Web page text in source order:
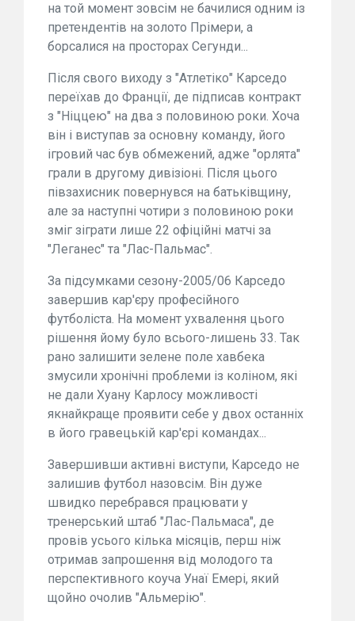
на той момент зовсім не бачилися одним із
претендентів на золото Прімери, а
борсалися на просторах Сегунди...
Після свого виходу з "Атлетіко" Карседо
переїхав до Франції, де підписав контракт
з "Ніццею" на два з половиною роки. Хоча
він і виступав за основну команду, його
ігровий час був обмежений, адже "орлята"
грали в другому дивізіоні. Після цього
півзахисник повернувся на батьківщину,
але за наступні чотири з половиною роки
зміг зіграти лише 22 офіційні матчі за
"Леганес" та "Лас-Пальмас".
За підсумками сезону-2005/06 Карседо
завершив кар'єру професійного
футболіста. На момент ухвалення цього
рішення йому було всього-лишень 33. Так
рано залишити зелене поле хавбека
змусили хронічні проблеми із коліном, які
не дали Хуану Карлосу можливості
якнайкраще проявити себе у двох останніх
в його гравецькій кар'єрі командах...
Завершивши активні виступи, Карседо не
залишив футбол назовсім. Він дуже
швидко перебрався працювати у
тренерський штаб "Лас-Пальмаса", де
провів усього кілька місяців, перш ніж
отримав запрошення від молодого та
перспективного коуча Унаї Емері, який
щойно очолив "Альмерію".